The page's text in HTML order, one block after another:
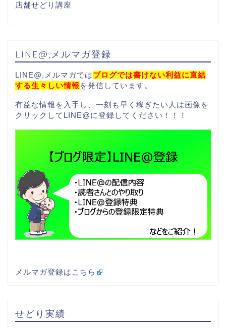
店舗せどり講座
LINE@,メルマガ登録
LINE@,メルマガではブログでは書けない利益に直結
する生々しい情報 を発信しています。
有益な情報を入手し、一刻も早く稼ぎたい人は画像を
クリックしてLINE@に登録してください！！！
メルマガ登録はこちら
せどり実績